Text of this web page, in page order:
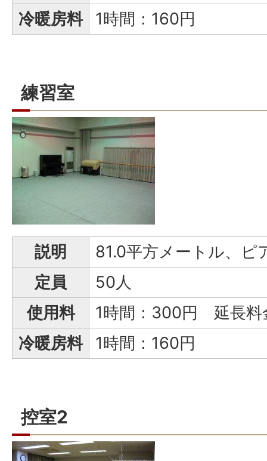
冷暖房料
1時間：160円
練習室
説明
81.0平方メートル、ピ
定員
50人
使用料
1時間：300円 延長料
冷暖房料
1時間：160円
控室2